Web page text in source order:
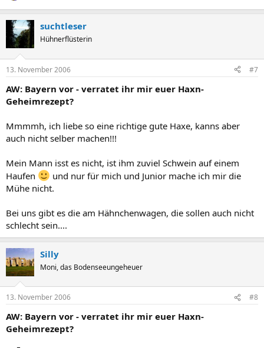
suchtleser
Hühnerflüsterin
13. November 2006 #7
AW: Bayern vor - verratet ihr mir euer Haxn-
Geheimrezept?
Mmmmh, ich liebe so eine richtige gute Haxe, kanns aber
auch nicht selber machen!!!
Mein Mann isst es nicht, ist ihm zuviel Schwein auf einem
Haufen
und nur für mich und Junior mache ich mir die
Mühe nicht.
Bei uns gibt es die am Hähnchenwagen, die sollen auch nicht
schlecht sein....
Silly
Moni, das Bodenseeungeheuer
13. November 2006 #8
AW: Bayern vor - verratet ihr mir euer Haxn-
Geheimrezept?